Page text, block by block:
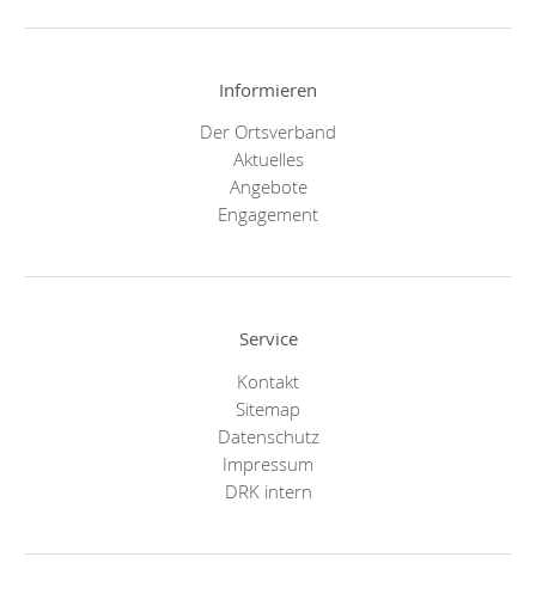
Informieren
Der Ortsverband
Aktuelles
Angebote
Engagement
Service
Kontakt
Sitemap
Datenschutz
Impressum
DRK intern